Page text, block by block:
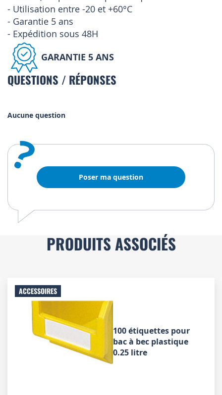
- Utilisation entre -20 et +60°C
- Garantie 5 ans
- Expédition sous 48H
GARANTIE 5 ANS
QUESTIONS / RÉPONSES
Aucune question
? Poser ma question
PRODUITS ASSOCIÉS
ACCESSOIRES
100 étiquettes pour
bac à bec plastique
0.25 litre